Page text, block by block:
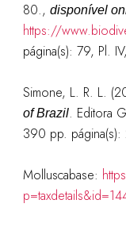
80., disponível
https://
página(s): 79, Pl.
Simone, L. R. L.
of Brazil. Editora
390 pp. página
Molluscabase: